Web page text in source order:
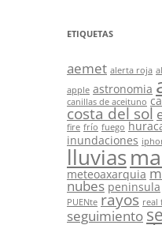
ETIQUETAS
aemet alerta roja
apple astronomia
canillas de aceituno
costa del sol
fire frío fuego
inundaciones
lluvias
meteoaxarquia
nubes peninsula
PUENte rayos real
seguimiento